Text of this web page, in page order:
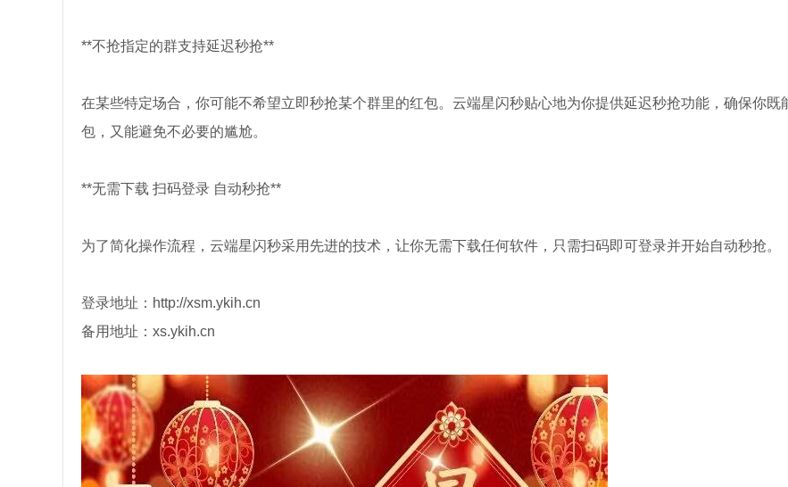
**不抢指定的群支持延迟秒抢**
在某些特定场合，你可能不希望立即秒抢某个群里的红包。云端星闪秒贴心地为你提供延迟秒抢功能，确保你既
包，又能避免不必要的尴尬。
**无需下载 扫码登录 自动秒抢**
为了简化操作流程，云端星闪秒采用先进的技术，让你无需下载任何软件，只需扫码即可登录并开始自动秒抢。
登录地址：http://xsm.ykih.cn
备用地址：xs.ykih.cn